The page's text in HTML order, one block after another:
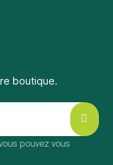
boutique.
pouvez vous